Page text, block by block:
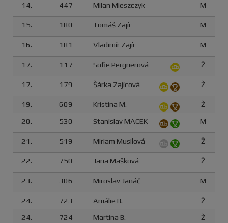
14. 447 Milan Mieszczyk M
15. 180 Tomáš Zajíc M
16. 181 Vladimír Zajíc M
17. 117 Sofie Pergnerová Ž
17. 179 Šárka Zajícová Ž
19. 609 Kristina M.
Ž
20.
530 Stanislav MACEK M
21. 519 Miriam Musilová Ž
22. 750 Jana Mašková Ž
23. 306 Miroslav Janáč M
24. 723 Amálie B.
Ž
24.
724 Martina B.
Ž